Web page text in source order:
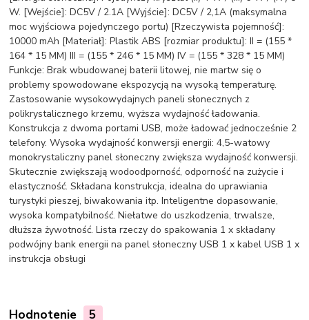
W. [Wejście]: DC5V / 2.1A [Wyjście]: DC5V / 2,1A (maksymalna
moc wyjściowa pojedynczego portu) [Rzeczywista pojemność]:
10000 mAh [Materiał]: Plastik ABS [rozmiar produktu]: II = (155 *
164 * 15 MM) III = (155 * 246 * 15 MM) IV = (155 * 328 * 15 MM)
Funkcje: Brak wbudowanej baterii litowej, nie martw się o
problemy spowodowane ekspozycją na wysoką temperaturę.
Zastosowanie wysokowydajnych paneli słonecznych z
polikrystalicznego krzemu, wyższa wydajność ładowania.
Konstrukcja z dwoma portami USB, może ładować jednocześnie 2
telefony. Wysoka wydajność konwersji energii: 4,5-watowy
monokrystaliczny panel słoneczny zwiększa wydajność konwersji.
Skutecznie zwiększają wodoodporność, odporność na zużycie i
elastyczność. Składana konstrukcja, idealna do uprawiania
turystyki pieszej, biwakowania itp. Inteligentne dopasowanie,
wysoka kompatybilność. Niełatwe do uszkodzenia, trwalsze,
dłuższa żywotność. Lista rzeczy do spakowania 1 x składany
podwójny bank energii na panel słoneczny USB 1 x kabel USB 1 x
instrukcja obsługi
Hodnotenie 5